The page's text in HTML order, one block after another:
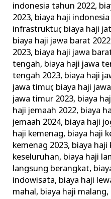
indonesia tahun 2022,
2023, biaya haji
infrastruktur, biaya haji
biaya haji jawa barat 2022
2023, biaya haji jawa
tengah, biaya haji jawa
tengah 2023, biaya haji
jawa timur, biaya haji
jawa timur 2023, biaya
haji jemaah 2022, biaya
jemaah 2024, biaya haji
haji kemenag, biaya haji
kemenag 2023, biaya haji
keseluruhan, biaya haji
langsung berangkat,
indowisata, biaya haji
mahal, biaya haji malang,